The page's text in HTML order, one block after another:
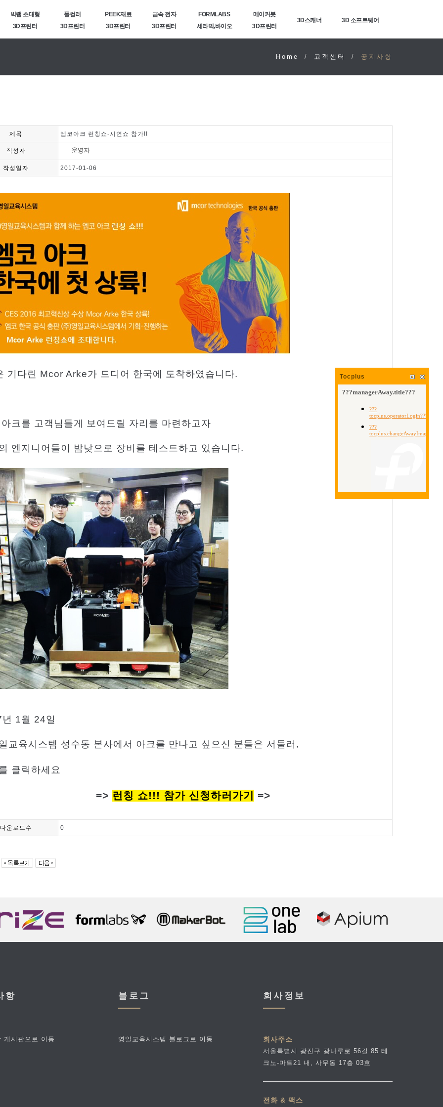
빅랩 초대형
3D프린터
풀컬러
3D프린터
PEEK재료
3D프린터
금속 전자
3D프린터
FORMLABS
세라믹,바이오
메이커봇
3D프린터
3D스캐너 3D 소프트웨어
Home 고객센터 공지사항
제목 엠코아크 런칭쇼-시연쇼 참가!!
작성자
작성일자 2017-01-06
기다린 Mcor Arke가 드디어 한국에 도착하였습니다.
아크를 고객님들게 보여드릴 자리를 마련하고자
엔지니어들이 밤낮으로 장비를 테스트하고 있습니다.
년 1월 24일
교육시스템 성수동 본사에서 아크를 만나고 싶으신 분들은 서둘러 ,
클릭하세요
=> 런칭 쇼!!! 참가 신청하러가기 =>
다운로드수 0
항
게시판으로 이동
블로그
영일교육시스템 블로그로 이동
회사정보
회사주소
서울특별시 광진구 광나루로 56길 85 테
크노-마트21 내, 사무동 17층 03호
전화 & 팩스
Tocplus